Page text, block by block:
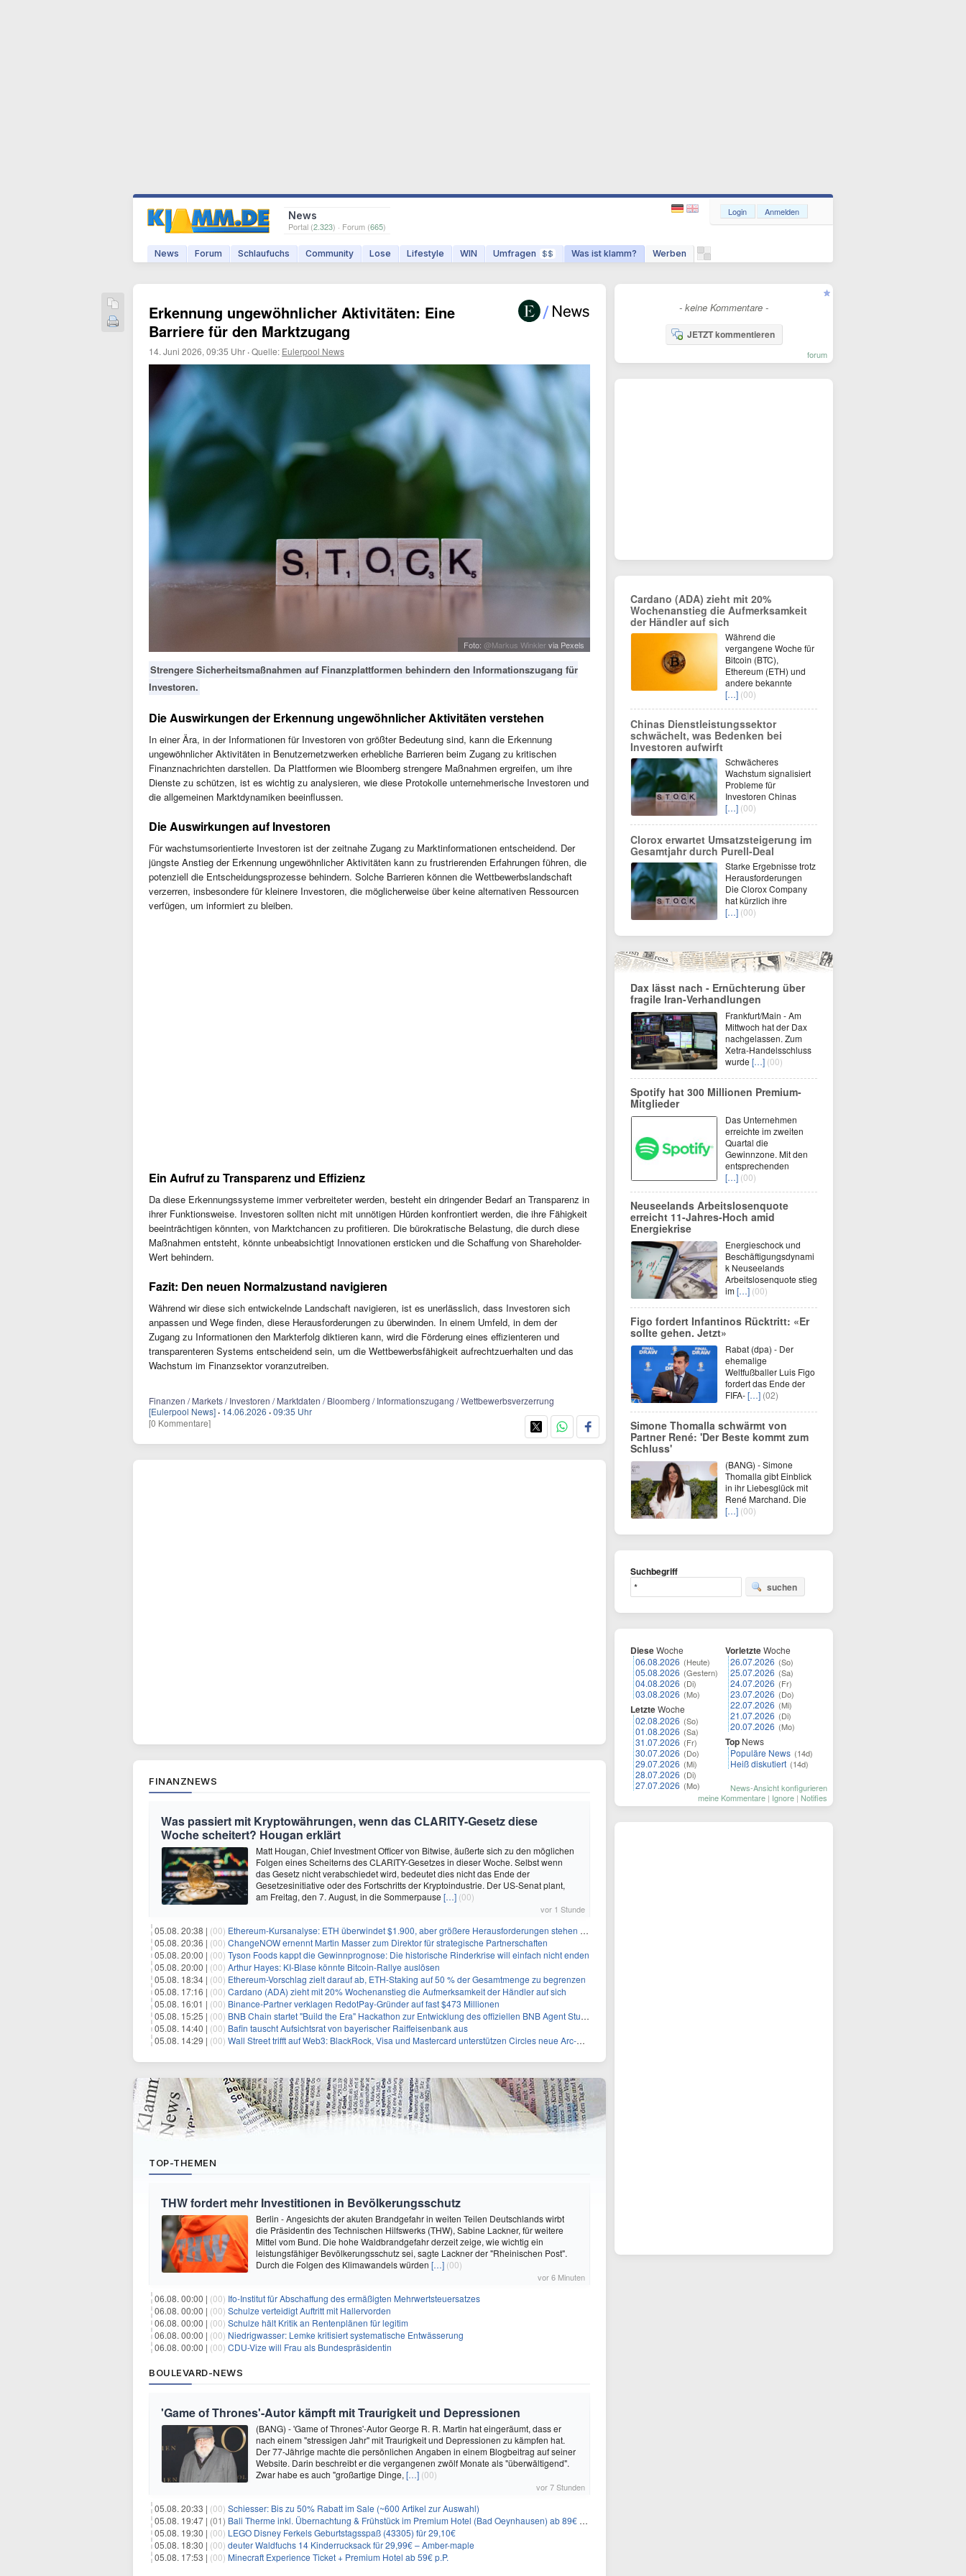
News
Portal (2.323) · Forum (665)
News Forum Schlaufuchs Community Lose Lifestyle WIN Umfragen $$ Was ist klamm? Werben
Login Anmelden
Erkennung ungewöhnlicher Aktivitäten: Eine
Barriere für den Marktzugang
14. Juni 2026, 09:35 Uhr ·Quelle: Eulerpool News
Foto: @Markus Winkler via Pexels
Strengere Sicherheitsmaßnahmen auf Finanzplattformen behindern den Informationszugang für
Investoren.
Die Auswirkungen der Erkennung ungewöhnlicher Aktivitäten verstehen
In einer Ära, in der Informationen für Investoren von größter Bedeutung sind, kann die Erkennung
ungewöhnlicher Aktivitäten in Benutzernetzwerken erhebliche Barrieren beim Zugang zu kritischen
Finanznachrichten darstellen. Da Plattformen wie Bloomberg strengere Maßnahmen ergreifen, um ihre
Dienste zu schützen, ist es wichtig zu analysieren, wie diese Protokolle unternehmerische Investoren und
die allgemeinen Marktdynamiken beeinflussen.
Die Auswirkungen auf Investoren
Für wachstumsorientierte Investoren ist der zeitnahe Zugang zu Marktinformationen entscheidend. Der
jüngste Anstieg der Erkennung ungewöhnlicher Aktivitäten kann zu frustrierenden Erfahrungen führen, die
potenziell die Entscheidungsprozesse behindern. Solche Barrieren können die Wettbewerbslandschaft
verzerren, insbesondere für kleinere Investoren, die möglicherweise über keine alternativen Ressourcen
verfügen, um informiert zu bleiben.
Ein Aufruf zu Transparenz und Effizienz
Da diese Erkennungssysteme immer verbreiteter werden, besteht ein dringender Bedarf an Transparenz in
ihrer Funktionsweise. Investoren sollten nicht mit unnötigen Hürden konfrontiert werden, die ihre Fähigkeit
beeinträchtigen könnten, von Marktchancen zu profitieren. Die bürokratische Belastung, die durch diese
Maßnahmen entsteht, könnte unbeabsichtigt Innovationen ersticken und die Schaffung von Shareholder-
Wert behindern.
Fazit: Den neuen Normalzustand navigieren
Während wir diese sich entwickelnde Landschaft navigieren, ist es unerlässlich, dass Investoren sich
anpassen und Wege finden, diese Herausforderungen zu überwinden. In einem Umfeld, in dem der
Zugang zu Informationen den Markterfolg diktieren kann, wird die Förderung eines effizienteren und
transparenteren Systems entscheidend sein, um die Wettbewerbsfähigkeit aufrechtzuerhalten und das
Wachstum im Finanzsektor voranzutreiben.
Finanzen / Markets / Investoren / Marktdaten / Bloomberg / Informationszugang / Wettbewerbsverzerrung
[Eulerpool News] · 14.06.2026 ·09:35 Uhr
[0 Kommentare]
FINANZNEWS
Was passiert mit Kryptowährungen, wenn das CLARITY-Gesetz diese
Woche scheitert? Hougan erklärt
Matt Hougan, Chief Investment Officer von Bitwise, äußerte sich zu den möglichen
Folgen eines Scheiterns des CLARITY-Gesetzes in dieser Woche. Selbst wenn
das Gesetz nicht verabschiedet wird, bedeutet dies nicht das Ende der
Gesetzesinitiative oder des Fortschritts der Kryptoindustrie. Der US-Senat plant,
am Freitag, den 7. August, in die Sommerpause […] (00)
vor 1 Stunde
05.08. 20:38 | (00) Ethereum-Kursanalyse: ETH überwindet $1.900, aber größere Herausforderungen stehen bevor
05.08. 20:36 | (00) ChangeNOW ernennt Martin Masser zum Direktor für strategische Partnerschaften
05.08. 20:00 | (00) Tyson Foods kappt die Gewinnprognose: Die historische Rinderkrise will einfach nicht enden
05.08. 20:00 | (00) Arthur Hayes: KI-Blase könnte Bitcoin-Rallye auslösen
05.08. 18:34 | (00) Ethereum-Vorschlag zielt darauf ab, ETH-Staking auf 50 % der Gesamtmenge zu begrenzen
05.08. 17:16 | (00) Cardano (ADA) zieht mit 20% Wochenanstieg die Aufmerksamkeit der Händler auf sich
05.08. 16:01 | (00) Binance-Partner verklagen RedotPay-Gründer auf fast $473 Millionen
05.08. 15:25 | (00) BNB Chain startet "Build the Era" Hackathon zur Entwicklung des offiziellen BNB Agent Studio Marktplatzes
05.08. 14:40 | (00) Bafin tauscht Aufsichtsrat von bayerischer Raiffeisenbank aus
05.08. 14:29 | (00) Wall Street trifft auf Web3: BlackRock, Visa und Mastercard unterstützen Circles neue Arc-Blockchain
TOP-THEMEN
THW fordert mehr Investitionen in Bevölkerungsschutz
Berlin - Angesichts der akuten Brandgefahr in weiten Teilen Deutschlands wirbt
die Präsidentin des Technischen Hilfswerks (THW), Sabine Lackner, für weitere
Mittel vom Bund. Die hohe Waldbrandgefahr derzeit zeige, wie wichtig ein
leistungsfähiger Bevölkerungsschutz sei, sagte Lackner der "Rheinischen Post".
Durch die Folgen des Klimawandels würden […] (00)
vor 6 Minuten
06.08. 00:00 | (00) Ifo-Institut für Abschaffung des ermäßigten Mehrwertsteuersatzes
06.08. 00:00 | (00) Schulze verteidigt Auftritt mit Hallervorden
06.08. 00:00 | (00) Schulze hält Kritik an Rentenplänen für legitim
06.08. 00:00 | (00) Niedrigwasser: Lemke kritisiert systematische Entwässerung
06.08. 00:00 | (00) CDU-Vize will Frau als Bundespräsidentin
BOULEVARD-NEWS
'Game of Thrones'-Autor kämpft mit Traurigkeit und Depressionen
(BANG) - 'Game of Thrones'-Autor George R. R. Martin hat eingeräumt, dass er
nach einem "stressigen Jahr" mit Traurigkeit und Depressionen zu kämpfen hat.
Der 77-Jährige machte die persönlichen Angaben in einem Blogbeitrag auf seiner
Website. Darin beschreibt er die vergangenen zwölf Monate als "überwältigend".
Zwar habe es auch "großartige Dinge, […] (00)
vor 7 Stunden
05.08. 20:33 | (00) Schiesser: Bis zu 50% Rabatt im Sale (~600 Artikel zur Auswahl)
05.08. 19:47 | (01) Bali Therme inkl. Übernachtung & Frühstück im Premium Hotel (Bad Oeynhausen) ab 89€ p.P.
05.08. 19:30 | (00) LEGO Disney Ferkels Geburtstagsspaß (43305) für 29,10€
05.08. 18:30 | (00) deuter Waldfuchs 14 Kinderrucksack für 29,99€ – Amber-maple
05.08. 17:53 | (00) Minecraft Experience Ticket + Premium Hotel ab 59€ p.P.
- keine Kommentare -
JETZT kommentieren
forum
Cardano (ADA) zieht mit 20%
Wochenanstieg die Aufmerksamkeit
der Händler auf sich
Während die
vergangene Woche für
Bitcoin (BTC),
Ethereum (ETH) und
andere bekannte
[…] (00)
Chinas Dienstleistungssektor
schwächelt, was Bedenken bei
Investoren aufwirft
Schwächeres
Wachstum signalisiert
Probleme für
Investoren Chinas
[…] (00)
Clorox erwartet Umsatzsteigerung im
Gesamtjahr durch Purell-Deal
Starke Ergebnisse trotz
Herausforderungen
Die Clorox Company
hat kürzlich ihre
[…] (00)
Dax lässt nach - Ernüchterung über
fragile Iran-Verhandlungen
Frankfurt/Main - Am
Mittwoch hat der Dax
nachgelassen. Zum
Xetra-Handelsschluss
wurde […] (00)
Spotify hat 300 Millionen Premium-
Mitglieder
Das Unternehmen
erreichte im zweiten
Quartal die
Gewinnzone. Mit den
entsprechenden
[…] (00)
Neuseelands Arbeitslosenquote
erreicht 11-Jahres-Hoch amid
Energiekrise
Energieschock und
Beschäftigungsdynami
k Neuseelands
Arbeitslosenquote stieg
im[…] (00)
Figo fordert Infantinos Rücktritt: «Er
sollte gehen. Jetzt»
Rabat (dpa) - Der
ehemalige
Weltfußballer Luis Figo
fordert das Ende der
FIFA-[…] (02)
Simone Thomalla schwärmt von
Partner René: 'Der Beste kommt zum
Schluss'
(BANG) - Simone
Thomalla gibt Einblick
in ihr Liebesglück mit
René Marchand. Die
[…] (00)
Suchbegriff
suchen
DieseWoche
06.08.2026 (Heute)
05.08.2026 (Gestern)
04.08.2026 (Di)
03.08.2026 (Mo)
LetzteWoche
02.08.2026 (So)
01.08.2026 (Sa)
31.07.2026 (Fr)
30.07.2026 (Do)
29.07.2026 (Mi)
28.07.2026 (Di)
27.07.2026 (Mo)
VorletzteWoche
26.07.2026 (So)
25.07.2026 (Sa)
24.07.2026 (Fr)
23.07.2026 (Do)
22.07.2026 (Mi)
21.07.2026 (Di)
20.07.2026 (Mo)
Top News
Populäre News (14d)
Heiß diskutiert (14d)
News-Ansicht konfigurieren
meine Kommentare | Ignore | Notifies